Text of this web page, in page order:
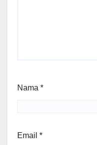
Nama *
Email *